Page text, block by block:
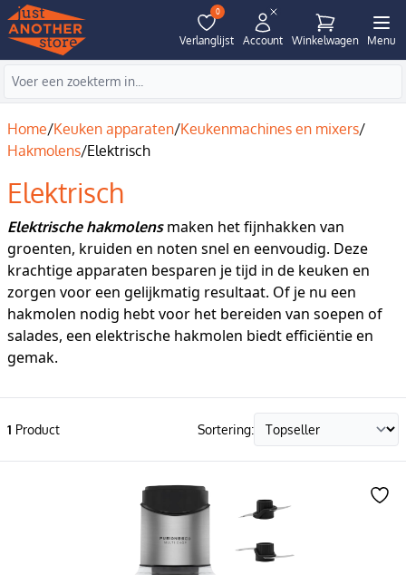
0
Verlanglijst Account Winkelwagen Menu
Home/Keuken apparaten/Keukenmachines en mixers/
Hakmolens/Elektrisch
Elektrisch
Elektrische hakmolensmaken het fijnhakken van
groenten, kruiden en noten snel en eenvoudig. Deze
krachtige apparaten besparen je tijd in de keuken en
zorgen voor een gelijkmatig resultaat. Of je nu een
hakmolen nodig hebt voor het bereiden van soepen of
salades, een elektrische hakmolen biedt efficiëntie en
gemak.
1 Product Sortering: